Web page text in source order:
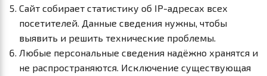
Сайт собирает статистику об IP-адресах всех
посетителей. Данные сведения нужны, чтобы
выявить и решить технические проблемы.
Любые персональные сведения надёжно хранятся и
не распространяются. Исключение существующая